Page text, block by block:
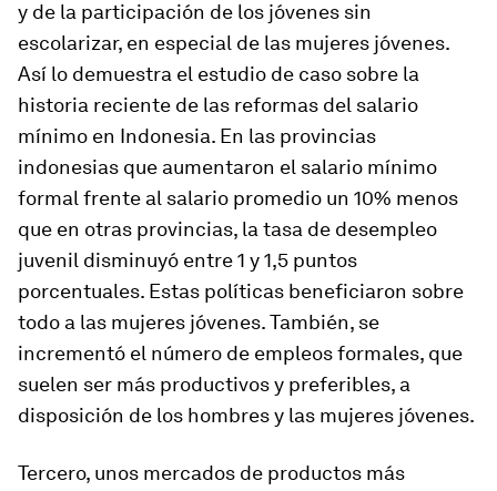
y de la participación de los jóvenes sin
escolarizar, en especial de las mujeres jóvenes.
Así lo demuestra el estudio de caso sobre la
historia reciente de las reformas del salario
mínimo en Indonesia. En las provincias
indonesias que aumentaron el salario mínimo
formal frente al salario promedio un 10% menos
que en otras provincias, la tasa de desempleo
juvenil disminuyó entre 1 y 1,5 puntos
porcentuales. Estas políticas beneficiaron sobre
todo a las mujeres jóvenes. También, se
incrementó el número de empleos formales, que
suelen ser más productivos y preferibles, a
disposición de los hombres y las mujeres jóvenes.
Tercero, unos mercados de productos más